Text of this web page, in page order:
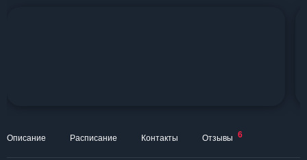
Описание Расписание Контакты Отзывы 6